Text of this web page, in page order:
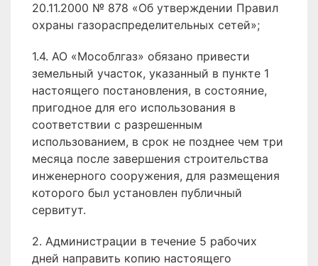
20.11.2000 № 878 «Об утверждении Правил
охраны газораспределительных сетей»;
1.4. АО «Мособлгаз» обязано привести
земельный участок, указанный в пункте 1
настоящего постановления, в состояние,
пригодное для его использования в
соответствии с разрешенным
использованием, в срок не позднее чем три
месяца после завершения строительства
инженерного сооружения, для размещения
которого был установлен публичный
сервитут.
2. Администрации в течение 5 рабочих
дней направить копию настоящего